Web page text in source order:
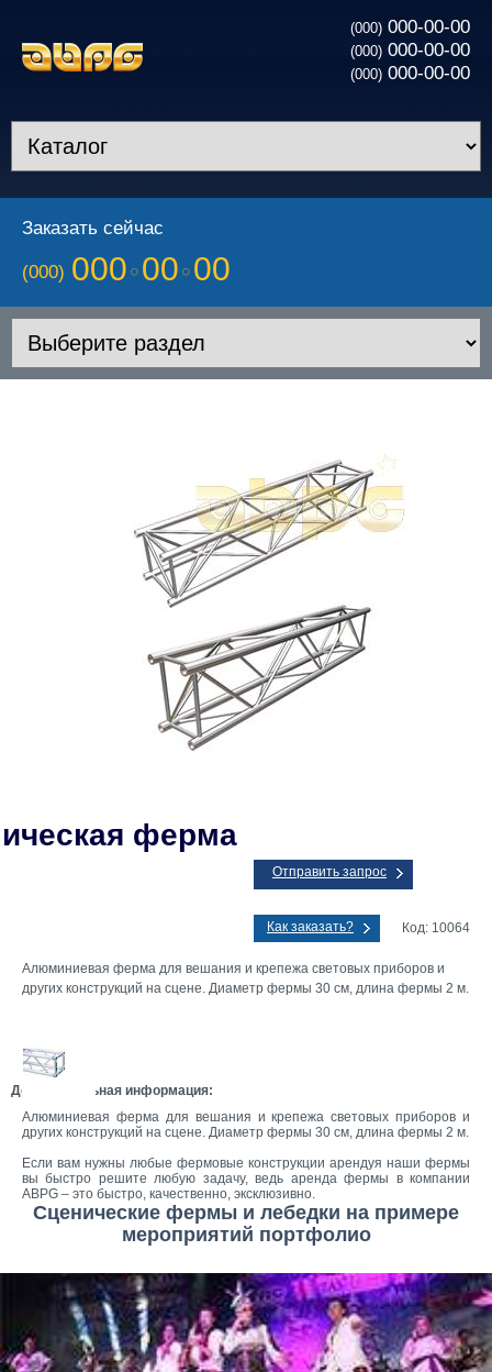
(000) 000-00-00
(000) 000-00-00
(000) 000-00-00
Заказать сейчас
(000) 000 00 00
ферма
Отправить запрос
Как заказать? Код: 10064
Алюминиевая ферма для вешания и крепежа световых приборов и
других конструкций на сцене. Диаметр фермы 30 см, длина фермы 2 м.
Дополнительная информация:
Алюминиевая ферма для вешания и крепежа световых приборов и
других конструкций на сцене. Диаметр фермы 30 см, длина фермы 2 м.
Если вам нужны любые фермовые конструкции арендуя наши фермы
вы быстро решите любую задачу, ведь аренда фермы в компании
ABPG – это быстро, качественно, эксклюзивно.
Сценические фермы и лебедки на примере
мероприятий портфолио